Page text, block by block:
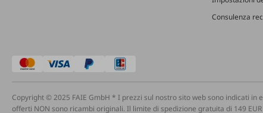
Consulenza
Copyright © 2025 FAIE GmbH * I prezzi sul nostro sito web sono indicati
offerti NON sono ricambi originali. Il limite di spedizione gratuita di 149